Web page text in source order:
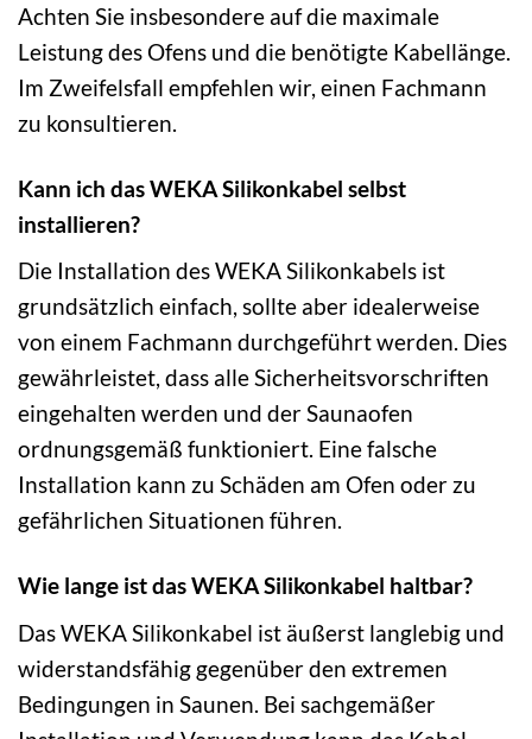
Achten Sie insbesondere auf die maximale
Leistung des Ofens und die benötigte Kabellänge.
Im Zweifelsfall empfehlen wir, einen Fachmann
zu konsultieren.
Kann ich das WEKA Silikonkabel selbst
installieren?
Die Installation des WEKA Silikonkabels ist
grundsätzlich einfach, sollte aber idealerweise
von einem Fachmann durchgeführt werden. Dies
gewährleistet, dass alle Sicherheitsvorschriften
eingehalten werden und der Saunaofen
ordnungsgemäß funktioniert. Eine falsche
Installation kann zu Schäden am Ofen oder zu
gefährlichen Situationen führen.
Wie lange ist das WEKA Silikonkabel haltbar?
Das WEKA Silikonkabel ist äußerst langlebig und
widerstandsfähig gegenüber den extremen
Bedingungen in Saunen. Bei sachgemäßer